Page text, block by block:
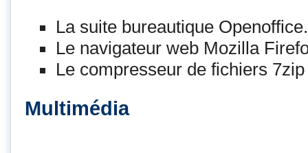
La suite bureautique
Le navigateur web Mozilla
Le compresseur de fichiers 7zip
Multimédia